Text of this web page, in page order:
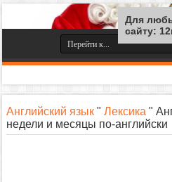
Английский язык " Лексика "
недели и месяцы по-английски
Для
сайту: